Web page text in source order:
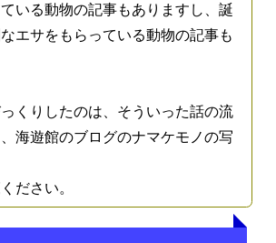
いる動物の記事もありますし、誕
エサをもらっている動物の記事も
くりしたのは、そういった話の流
海遊館のブログのナマケモノの写
ださい。